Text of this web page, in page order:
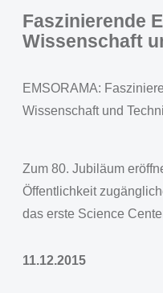
Faszinierende
Wissenschaft
EMSORAMA:
Wissenschaft und
Zum 80. Jubiläum
Öffentlichkeit
das erste Science
11.12.2015